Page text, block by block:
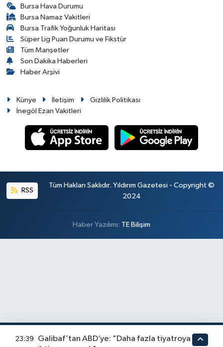
Bursa Hava Durumu
Bursa Namaz Vakitleri
Bursa Trafik Yoğunluk Haritası
Süper Lig Puan Durumu ve Fikstür
Tüm Manşetler
Son Dakika Haberleri
Haber Arşivi
Künye İletişim
Gizlilik Politikası
İnegöl Ezan Vakitleri
RSS
Tüm Hakları Saklıdır. Yıldırım Gazetesi - Copyright ©
2024
Haber Yazılımı: TE Bilişim
23:39
Galibaf’tan ABD’ye: "Daha fazla tiyatroya